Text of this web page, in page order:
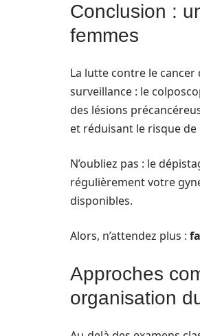
Conclusion :
femmes
La lutte contre le cancer
surveillance : le
des lésions
et réduisant le risque de
N’oubliez pas : le
régulièrement votre
disponibles.
Alors, n’attendez plus :
Approches
organisation